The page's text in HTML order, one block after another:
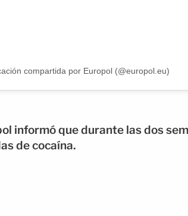
compartida por Europol (@europol.eu)
informó que durante las dos
de cocaína.